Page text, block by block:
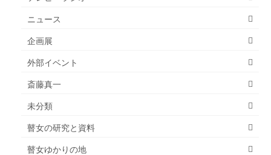
ニュース
企画展
外部イベント
斎藤真一
未分類
瞽女の研究と資料
瞽女ゆかりの地